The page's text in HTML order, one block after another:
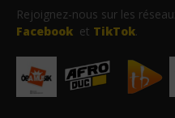
Rejoignez-nous sur les
Facebook et TikTok.